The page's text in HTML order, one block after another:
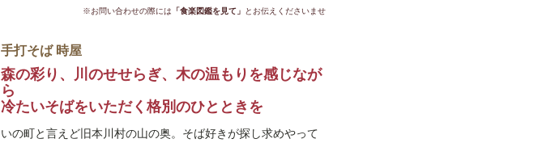
※お問い合わせの際には 「食楽図鑑を見て」 とお伝えくださいませ
手打そば 時屋
森の彩り、川のせせらぎ、木の温もりを感じなが
ら
冷たいそばをいただく格別のひとときを
いの町と言えど旧本川村の山の奥。そば好きが探し求めやって